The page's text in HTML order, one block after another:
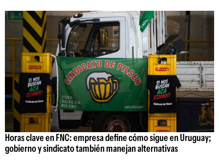
Horas clave en FNC: empresa define cómo sigue en Uruguay;
gobierno y sindicato también manejan alternativas